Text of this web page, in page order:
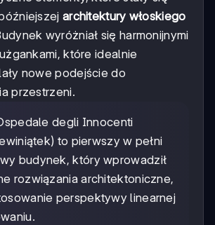
architektury włoskiego
wyróżniał się harmonijnymi
które idealnie
nowe podejście do
przestrzeni.
degli Innocenti
to pierwszy w pełni
budynek, który wprowadził
rozwiązania architektoniczne,
perspektywy linearnej